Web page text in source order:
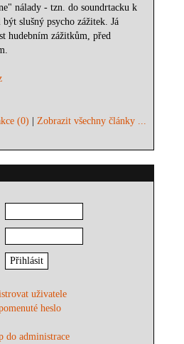
nálady - tzn. do soundrtacku k
slušný psycho zážitek. Já
hudebním zážitkům, před
(0) |Zobrazit všechny články ...
uživatele
heslo
do administrace